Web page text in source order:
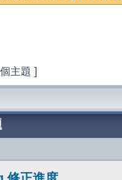
主題 ]